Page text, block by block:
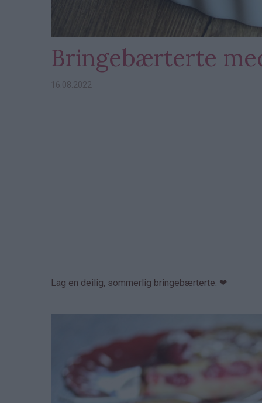
Bringebærterte
16.08.2022
Lag en deilig, sommerlig bringebærterte. ❤